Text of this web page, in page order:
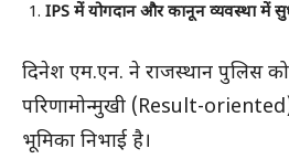
IPS में योगदान और कानून व्यवस्था में
दिनेश एम.एन. ने राजस्थान पुलिस
परिणामोन्मुखी (Result-
भूमिका निभाई है।